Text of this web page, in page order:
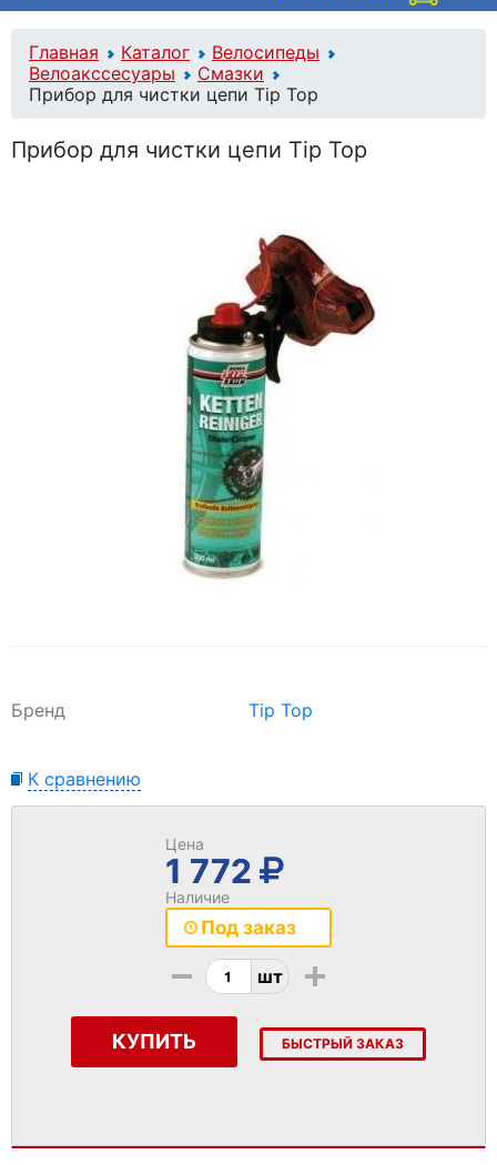
Главная Каталог
Велосипеды
Велоакссесуары
Смазки
Прибор для чистки цепи Tip Top
Прибор для чистки цепи Tip Top
Бренд Tip Top
К сравнению
Цена
1 772
Наличие
Под заказ
- шт +
КУПИТЬ БЫСТРЫЙ ЗАКАЗ